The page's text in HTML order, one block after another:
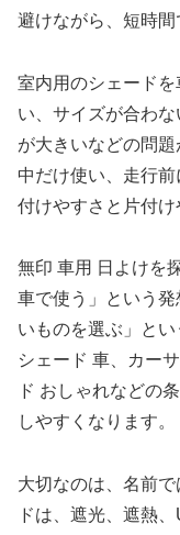
避けながら、短時間
室内用のシェードを
い、サイズが合わ
が大きいなどの問
中だけ使い、走行
付けやすさと片付け
無印 車用 日よけを
車で使う」という
いものを選ぶ」と
シェード 車、カー
ド おしゃれなどの
しやすくなります。
大切なのは、名前
ドは、遮光、遮熱